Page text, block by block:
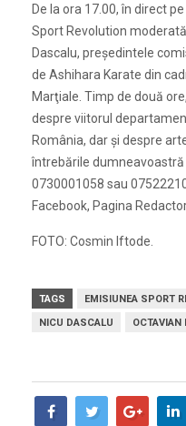
De la ora 17.00, în direct
Sport Revolution
Dascalu, preşedintele
de Ashihara Karate din
Marţiale. Timp de două
despre viitorul
România, dar şi despre
întrebările
0730001058 sau
Facebook, Pagina
FOTO: Cosmin Iftode.
TAGS EMISIUNEA SPORT
NICU DASCALU
OCTAVIAN